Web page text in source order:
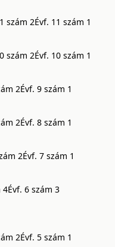
szám 2Évf. 11 szám 1
szám 2Évf. 10 szám 1
2Évf. 9 szám 1
2Évf. 8 szám 1
2Évf. 7 szám 1
4Évf. 6 szám 3
2Évf. 5 szám 1